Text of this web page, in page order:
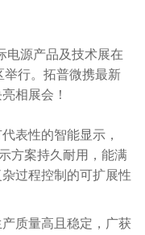
电源产品及技术展在
举行。拓普微携最新
相展会！
表性的智能显示，
方案持久耐用，能满
过程控制的可扩展性
质量高且稳定，广获